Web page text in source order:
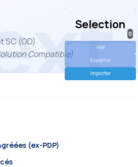
SC (OD)
Compatible)
(ex-PDP)
Selection
0
Voir
Exporter
Importer